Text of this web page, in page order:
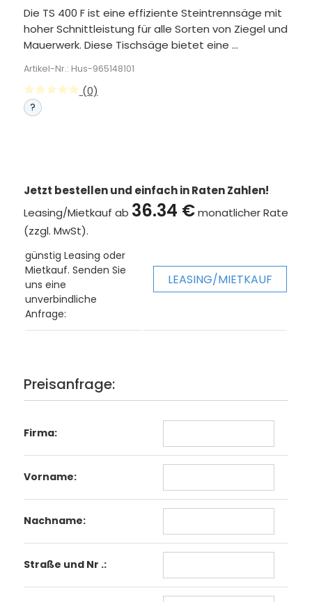
Die TS 400 F ist eine effiziente Steintrennsäge mit
hoher Schnittleistung für alle Sorten von Ziegel und
Mauerwerk. Diese Tischsäge bietet eine ...
Artikel-Nr.: Hus-965148101
(0)
?
Jetzt bestellen und einfach in Raten Zahlen!
Leasing/Mietkauf ab 36.34 €monatlicher Rate
(zzgl. MwSt).
günstig Leasing oder
Mietkauf. Senden Sie
uns eine
unverbindliche
Anfrage:
LEASING/MIETKAUF
Preisanfrage:
Firma:
Vorname:
Nachname:
Straße und Nr .: